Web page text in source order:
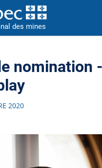
des mines
nomination
2020